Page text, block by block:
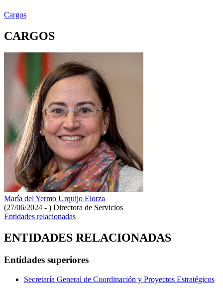
Cargos
CARGOS
María del Yermo Urquijo Elorza
(27/06/2024 - ) Directora de Servicios
Entidades relacionadas
ENTIDADES RELACIONADAS
Entidades superiores
Secretaría General de Coordinación y Proyectos Estratégicos